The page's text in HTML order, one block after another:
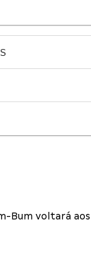
Bum voltará